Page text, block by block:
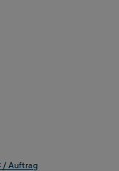
/ Auftrag